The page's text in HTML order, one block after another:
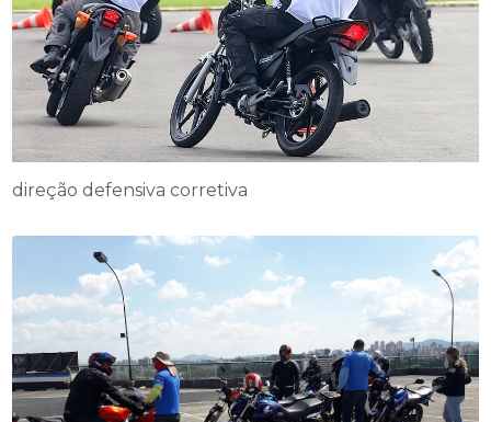
direção defensiva corretiva